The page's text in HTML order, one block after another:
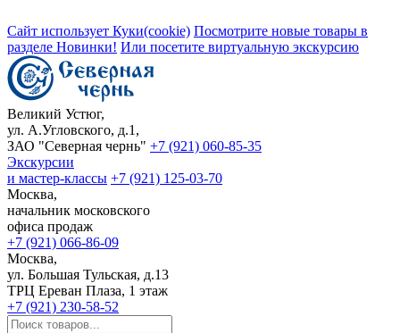
Сайт использует Куки(cookie) Посмотрите новые товары в
разделе Новинки! Или посетите виртуальную экскурсию
Великий Устюг,
ул. А.Угловского, д.1,
ЗАО "Северная чернь" +7 (921) 060-85-35
Экскурсии
и мастер-классы +7 (921) 125-03-70
Москва,
начальник московского
офиса продаж
+7 (921) 066-86-09
Москва,
ул. Большая Тульская, д.13
ТРЦ Ереван Плаза, 1 этаж
+7 (921) 230-58-52